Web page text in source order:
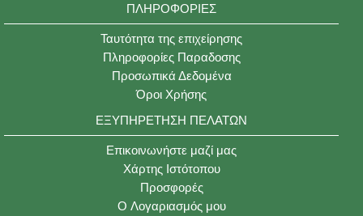
ΠΛΗΡΟΦΟΡΊΕΣ
Ταυτότητα της επιχείρησης
Πληροφορίες Παραδοσης
Προσωπικά Δεδομένα
Όροι Χρήσης
ΕΞΥΠΗΡΈΤΗΣΗ ΠΕΛΑΤΏΝ
Επικοινωνήστε μαζί μας
Χάρτης Ιστότοπου
Προσφορές
O Λογαριασμός μου